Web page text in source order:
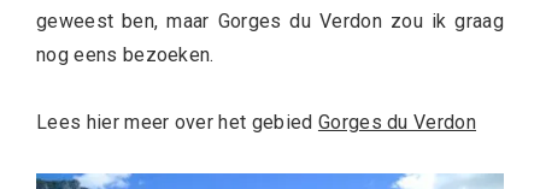
geweest ben, maar Gorges du Verdon zou ik graag
nog eens bezoeken.
Lees hier meer over het gebied Gorges du Verdon